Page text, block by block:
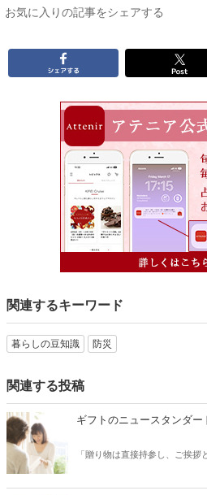
お気に入りの記事をシェアする
関連するキーワード
暮らしの豆知識 防災
関連する投稿
ギフトのニュースタンダー
「贈り物は直接持参し、ご挨